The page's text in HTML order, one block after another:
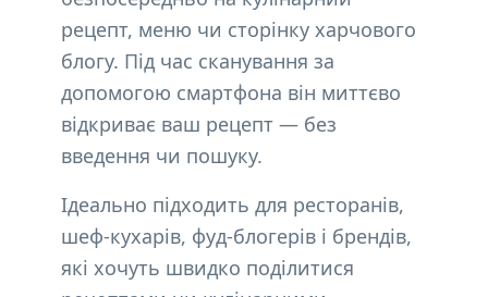
рецепт, меню чи сторінку харчового
блогу. Під час сканування за
допомогою смартфона він миттєво
відкриває ваш рецепт — без
введення чи пошуку.
Ідеально підходить для ресторанів,
шеф-кухарів, фуд-блогерів і брендів,
які хочуть швидко поділитися